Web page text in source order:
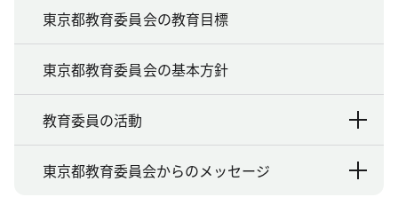
東京都教育委員会の教育目標
東京都教育委員会の基本方針
教育委員の活動
東京都教育委員会からのメッセージ